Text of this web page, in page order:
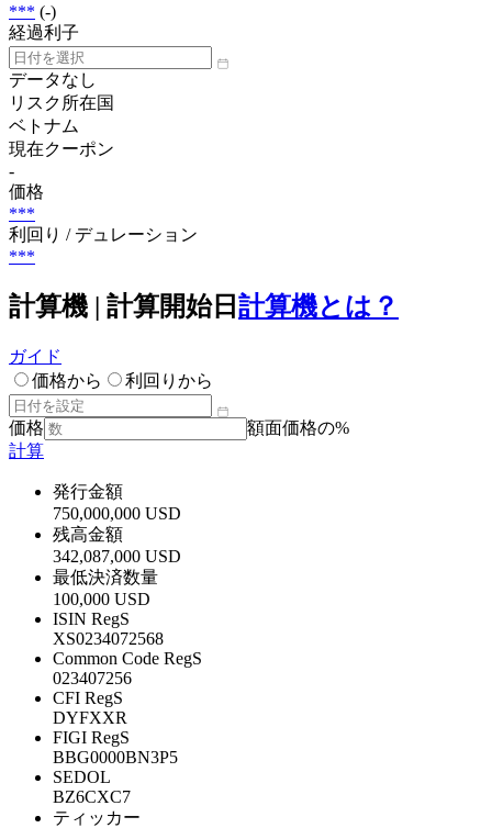
*** (-)
経過利子
データなし
リスク所在国
ベトナム
現在クーポン
-
価格
***
利回り / デュレーション
***
計算機 | 計算開始日 計算機とは？
ガイド
価格から
利回りから
価格
額面価格の%
計算
発行金額
750,000,000 USD
残高金額
342,087,000 USD
最低決済数量
100,000 USD
ISIN RegS
XS0234072568
Common Code RegS
023407256
CFI RegS
DYFXXR
FIGI RegS
BBG0000BN3P5
SEDOL
BZ6CXC7
ティッカー